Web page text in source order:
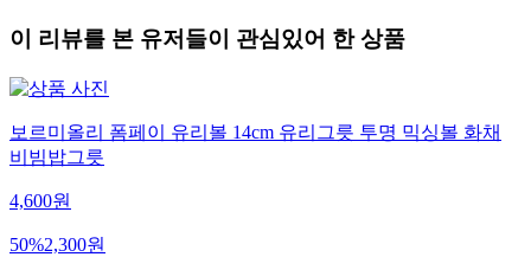
이 리뷰를 본 유저들이 관심있어 한 상품
보르미올리 폼페이 유리볼 14cm 유리그릇 투명 믹싱볼 화채
비빔밥그릇
4,600원
50%2,300원